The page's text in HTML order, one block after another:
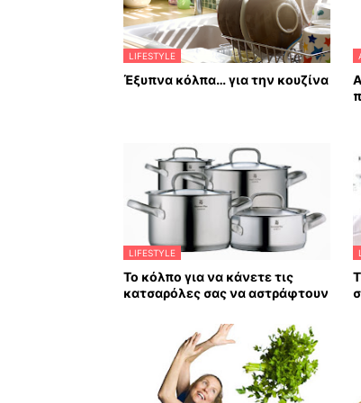
LIFESTYLE
Έξυπνα κόλπα… για την κουζίνα
LIFESTYLE
Το κόλπο για να κάνετε τις
κατσαρόλες σας να αστράφτουν